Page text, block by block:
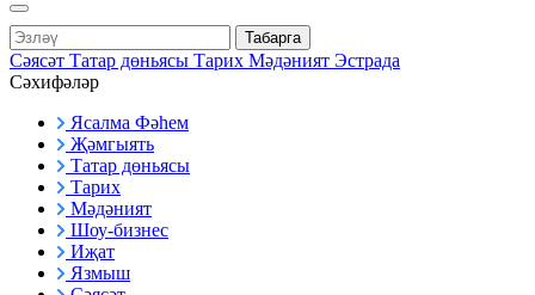
Табарга
Сәясәт Татар дөньясы Тарих Мәдәният Эстрада
Сәхифәләр
Ясалма Фәһем
Җәмгыять
Татар дөньясы
Тарих
Мәдәният
Шоу-бизнес
Иҗат
Язмыш